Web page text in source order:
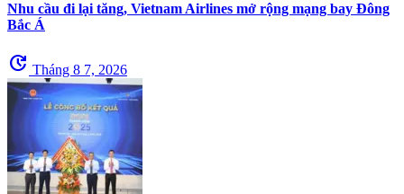
Nhu cầu đi lại tăng, Vietnam Airlines mở rộng mạng bay Đông
Bắc Á
update Tháng 8 7, 2026